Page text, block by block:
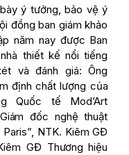
ý tưởng, bảo vệ ý
đồng ban giám khảo
năm nay được Ban
thiết kế nổi tiếng
và đánh giá: Ông
định chất lượng của
Quốc tế Mod’Art
đốc nghệ thuật
NTK. Kiêm GĐ
GĐ Thương hiệu